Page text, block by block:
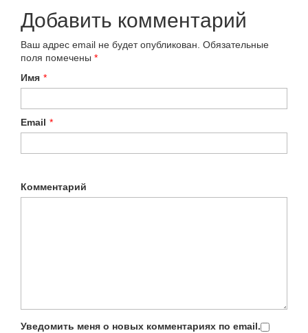
Добавить комментарий
Ваш адрес email не будет опубликован. Обязательные
поля помечены *
Имя *
Email *
Комментарий
Уведомить меня о новых комментариях по email.